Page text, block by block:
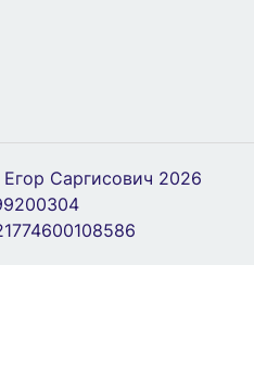
Саргисович 2026